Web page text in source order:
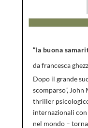
“la buona
dafrancesca
Dopo il grande
scomparso”,
thriller
internazionali
nel mondo –